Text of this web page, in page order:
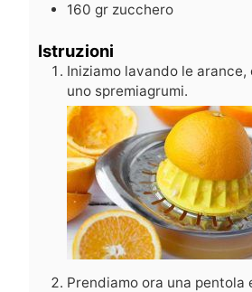
160 gr zucchero
Istruzioni
Iniziamo lavando le
uno spremiagrumi.
Prendiamo ora una